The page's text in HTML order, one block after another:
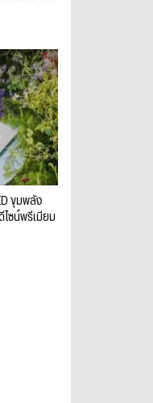
ขุมพลัง
ซน์พรีเมียม